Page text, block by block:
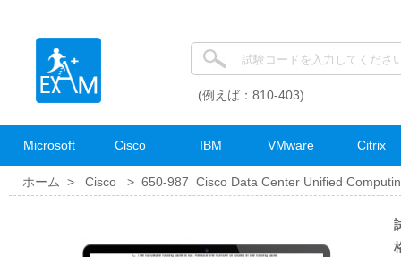
(例えば：810-403)
Microsoft Cisco IBM VMware Citrix
ホーム > Cisco > 650-987 Cisco Data Center Unified